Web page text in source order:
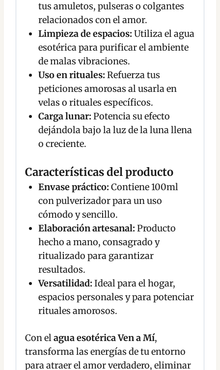
tus amuletos, pulseras o colgantes
relacionados con el amor.
Limpieza de espacios: Utiliza el agua
esotérica para purificar el ambiente
de malas vibraciones.
Uso en rituales: Refuerza tus
peticiones amorosas al usarla en
velas o rituales específicos.
Carga lunar: Potencia su efecto
dejándola bajo la luz de la luna llena
o creciente.
Características del producto
Envase práctico: Contiene 100ml
con pulverizador para un uso
cómodo y sencillo.
Elaboración artesanal: Producto
hecho a mano, consagrado y
ritualizado para garantizar
resultados.
Versatilidad: Ideal para el hogar,
espacios personales y para potenciar
rituales amorosos.
Con elagua esotérica Ven a Mí,
transforma las energías de tu entorno
para atraer el amor verdadero, eliminar